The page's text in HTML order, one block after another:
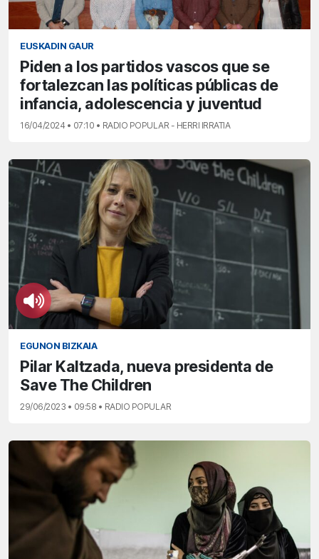
EUSKADIN GAUR
Piden a los partidos vascos que se
fortalezcan las políticas públicas de
infancia, adolescencia y juventud
16/04/2024 • 07:10 • RADIO POPULAR - HERRI IRRATIA
EGUNON BIZKAIA
Pilar Kaltzada, nueva presidenta de
Save The Children
29/06/2023 • 09:58 • RADIO POPULAR